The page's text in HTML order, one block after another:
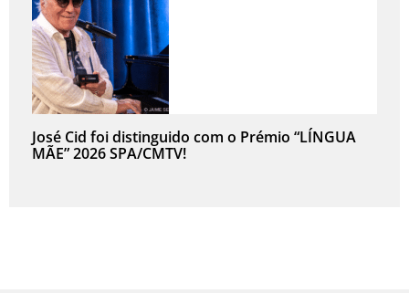
José Cid foi distinguido com o Prémio “LÍNGUA
MÃE” 2026 SPA/CMTV!